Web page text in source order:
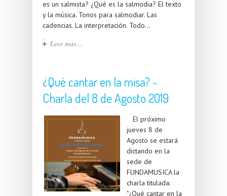
es un salmista? ¿Qué es la salmodia? El texto
y la música. Tonos para salmodiar. Las
cadencias. La interpretación. Todo...
Leer más…
¿Qué cantar en la misa? -
Charla del 8 de Agosto 2019
El próximo
jueves 8 de
Agosto se estará
dictando en la
sede de
FUNDAMUSICA la
charla titulada:
"¿Qué cantar en la